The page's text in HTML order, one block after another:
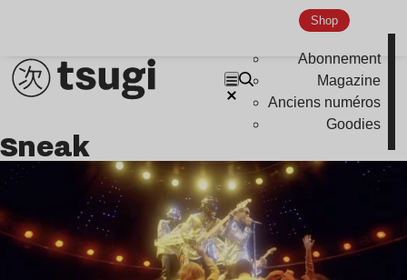
Shop
Abonnement
Magazine
Anciens numéros
Goodies
Global Club
Nu Jazz
Sneak